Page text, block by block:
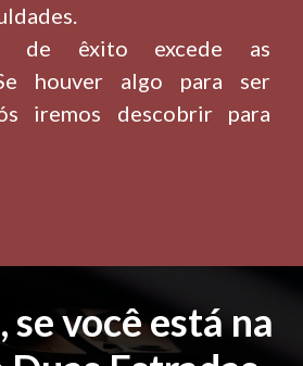
de êxito excede as
houver algo para ser
iremos descobrir para
você está na